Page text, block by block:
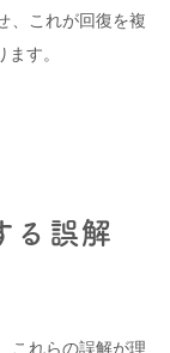
、これが回復を複
す。
る誤解
これらの誤解が理